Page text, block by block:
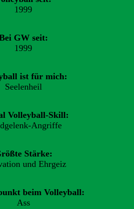
1999
GW seit:
1999
ist für mich:
Seelenheil
Volleyball-Skill:
Angriffe
Stärke:
und Ehrgeiz
beim Volleyball:
Ass